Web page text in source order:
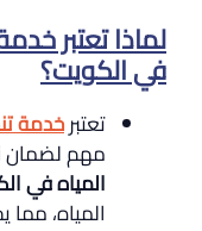
لماذا تعتبر
في الكويت؟
تعتبرخدمة
مهم لضمان
المياه في
المياه،